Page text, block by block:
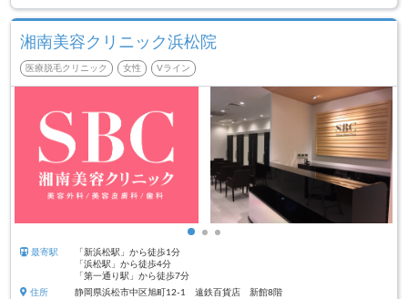
湘南美容クリニック浜松院
医療脱毛クリニック 女性 Vライン
最寄駅
「新浜松駅」から徒歩1分
「浜松駅」から徒歩4分
「第一通り駅」から徒歩7分
住所
静岡県浜松市中区旭町12-1 遠鉄百貨店 新館8階